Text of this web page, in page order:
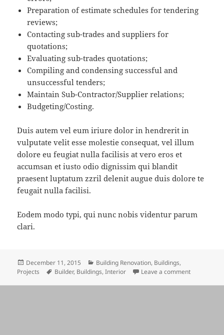
Preparation of estimate schedules for tendering
reviews;
Contacting sub-trades and suppliers for
quotations;
Evaluating sub-trades quotations;
Compiling and condensing successful and
unsuccessful tenders;
Maintain Sub-Contractor/Supplier relations;
Budgeting/Costing.
Duis autem vel eum iriure dolor in hendrerit in
vulputate velit esse molestie consequat, vel illum
dolore eu feugiat nulla facilisis at vero eros et
accumsan et iusto odio dignissim qui blandit
praesent luptatum zzril delenit augue duis dolore te
feugait nulla facilisi.
Eodem modo typi, qui nunc nobis videntur parum
clari.
Posted
on
December 11, 2015 Categories
Building Renovation, Buildings,
Projects
Tags
Builder, Buildings,Interior Leave a commenton Ularitas